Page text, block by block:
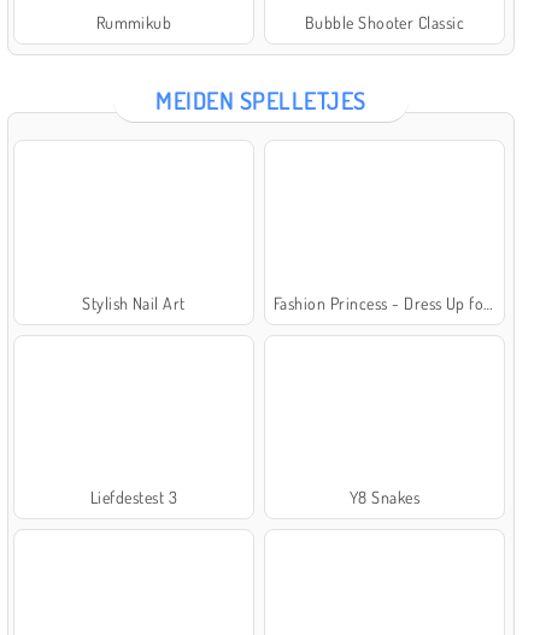
Rummikub Bubble Shooter Classic
MEIDEN SPELLETJES
Stylish Nail Art
Liefdestest 3 Y8 Snakes